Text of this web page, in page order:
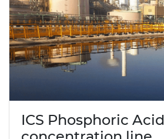
ICS Phosphoric Acid